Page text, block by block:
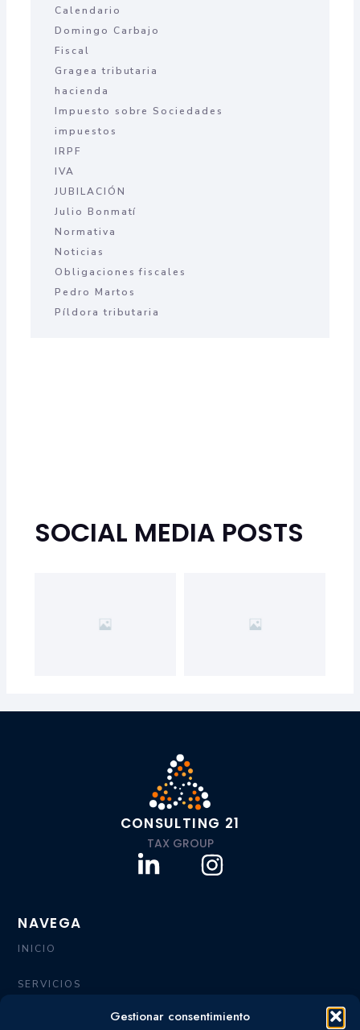
Gestionar consentimiento
Calendario
Domingo Carbajo
Fiscal
Gragea tributaria
hacienda
Impuesto sobre Sociedades
impuestos
IRPF
IVA
JUBILACIÓN
Julio Bonmatí
Normativa
Noticias
Obligaciones fiscales
Pedro Martos
Píldora tributaria
SOCIAL MEDIA POSTS
CONSULTING 21
TAX GROUP
L
i
I
r
NAVEGA
INICIO
SERVICIOS